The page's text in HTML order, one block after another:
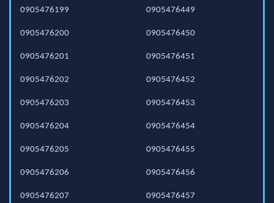
0905476199
0905476200
0905476201
0905476202
0905476203
0905476204
0905476205
0905476206
0905476207
0905476449
0905476450
0905476451
0905476452
0905476453
0905476454
0905476455
0905476456
0905476457